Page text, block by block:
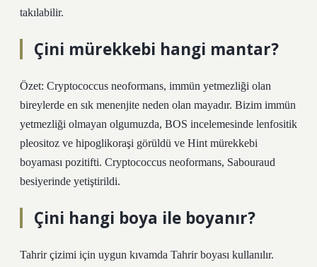
takılabilir.
Çini mürekkebi hangi mantar?
Özet: Cryptococcus neoformans, immün yetmezliği olan
bireylerde en sık menenjite neden olan mayadır. Bizim immün
yetmezliği olmayan olgumuzda, BOS incelemesinde lenfositik
pleositoz ve hipoglikoraşi görüldü ve Hint mürekkebi
boyaması pozitifti. Cryptococcus neoformans, Sabouraud
besiyerinde yetiştirildi.
Çini hangi boya ile boyanır?
Tahrir çizimi için uygun kıvamda Tahrir boyası kullanılır.